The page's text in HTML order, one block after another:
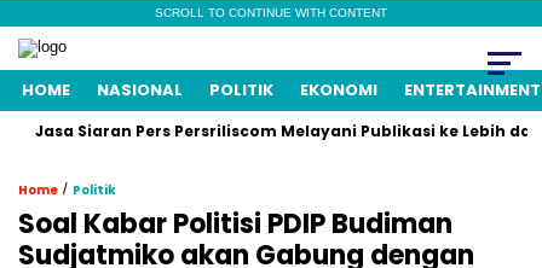
SCROLL TO CONTINUE WITH CONTENT
HOME NASIONAL POLITIK EKONOMI ENTERTAINMENT
Siaran Pers Persriliscom Melayani Publikasi ke Lebih dari 150
Home / Politik
Soal Kabar Politisi PDIP Budiman
Sudjatmiko akan Gabung dengan